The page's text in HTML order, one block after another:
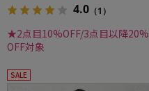
4.0 （1）
★2点目10%OFF/3点目以降20%
OFF対象
SALE